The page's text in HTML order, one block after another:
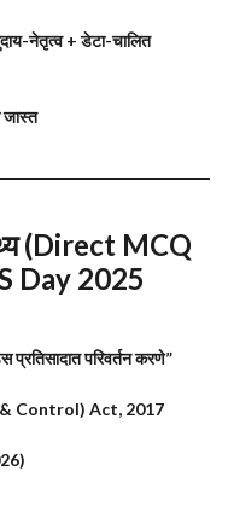
नेतृत्व + डेटा-चालित
जास्त
(Direct MCQ
Day 2025
परिवर्तन करणे”
& Control) Act, 2017